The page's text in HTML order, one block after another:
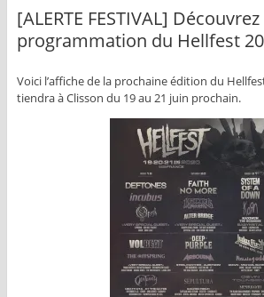
[ALERTE FESTIVAL]
programmation du Hellfest
Voici l’affiche de la prochaine édition du
tiendra à Clisson du 19 au 21 juin prochain.